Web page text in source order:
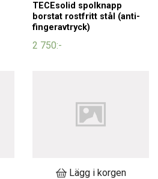
TECEsolid spolknapp
borstat rostfritt stål (anti-
fingeravtryck)
2 750:-
Lägg i korgen